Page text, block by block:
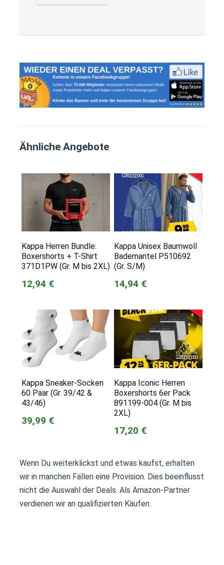
Ähnliche Angebote
Kappa Herren Bundle:
Boxershorts + T-Shirt
371D1PW (Gr. M bis 2XL)
12,94 €
Kappa Unisex Baumwoll
Bademantel P510692
(Gr. S/M)
14,94 €
Kappa Sneaker-Socken
60 Paar (Gr. 39/42 &
43/46)
39,99 €
Kappa Iconic Herren
Boxershorts 6er Pack
891199-004 (Gr. M bis
2XL)
17,20 €
Wenn Du weiterklickst und etwas kaufst, erhalten
wir in manchen Fällen eine Provision. Dies beeinflusst
nicht die Auswahl der Deals. Als Amazon-Partner
verdienen wir an qualifizierten Käufen.